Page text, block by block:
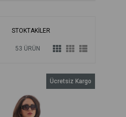
STOKTAKILER
53 ÜRÜN
Ücretsiz Kargo